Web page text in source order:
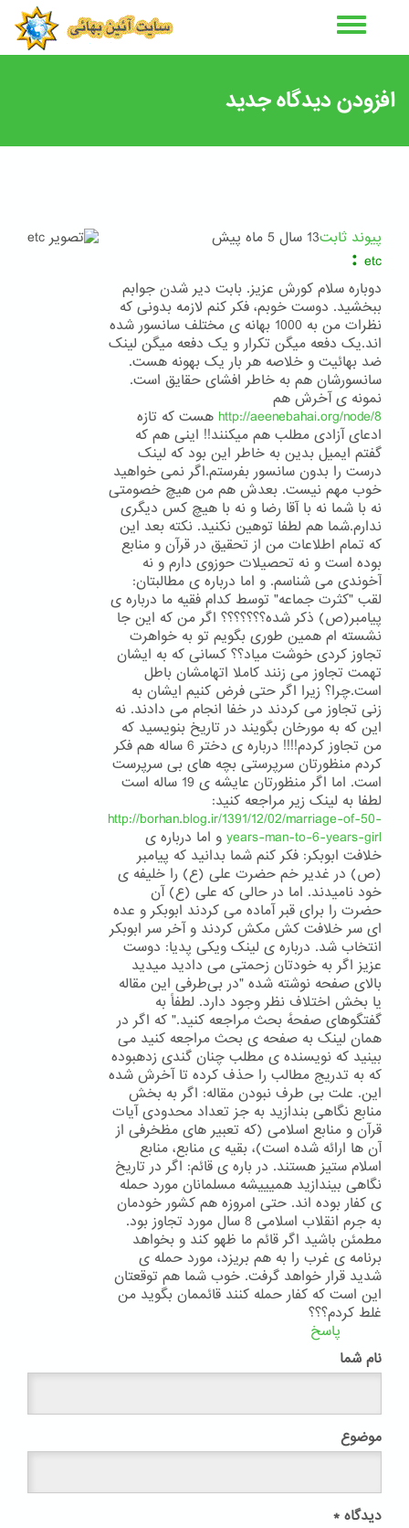
افزودن دیدگاه جدید
پیوند ثابت13 سال 5 ماه پیش
etc
:
دوباره سلام کورش عزیز. بابت دیر شدن جوابم
ببخشید. دوست خوبم، فکر کنم لازمه بدونی که
نظرات من به 1000 بهانه ی مختلف سانسور شده
اند.یک دفعه میگن تکرار و یک دفعه میگن لینک
ضد بهائیت و خلاصه هر بار یک بهونه هست.
سانسورشان هم به خاطر افشای حقایق است.
نمونه ی آخرش هم
http://aeenebahai.org/node/8 هست که تازه
ادعای آزادی مطلب هم میکنند!! اینی هم که
گفتم ایمیل بدین به خاطر این بود که لینک
درست را بدون سانسور بفرستم.اگر نمی خواهید
خوب مهم نیست. بعدش هم من هیچ خصومتی
نه با شما نه با آقا رضا و نه با هیچ کس دیگری
ندارم.شما هم لطفا توهین نکنید. نکته بعد این
که تمام اطلاعات من از تحقیق در قرآن و منابع
بوده است و نه تحصیلات حوزوی دارم و نه
آخوندی می شناسم. و اما درباره ی مطالبتان:
لقب "کثرت جماعه" توسط کدام فقیه ما درباره ی
پیامبر(ص) ذکر شده؟؟؟؟؟؟؟ اگر من که این جا
نشسته ام همین طوری بگویم تو به خواهرت
تجاوز کردی خوشت میاد؟؟ کسانی که به ایشان
تهمت تجاوز می زنند کاملا اتهامشان باطل
است.چرا؟ زیرا اگر حتی فرض کنیم ایشان به
زنی تجاوز می کردند در خفا انجام می دادند. نه
این که به مورخان بگویند در تاریخ بنویسید که
من تجاوز کردم!!!! درباره ی دختر 6 ساله هم فکر
کردم منظورتان سرپرستی بچه های بی سرپرست
است. اما اگر منظورتان عایشه ی 19 ساله است
لطفا به لینک زیر مراجعه کنید:
http://borhan.blog.ir/1391/12/02/marriage-of-50-
years-man-to-6-years-girl و اما درباره ی
خلافت ابوبکر: فکر کنم شما بدانید که پیامبر
(ص) در غدیر خم حضرت علی (ع) را خلیفه ی
خود نامیدند. اما در حالی که علی (ع) آن
حضرت را برای قبر آماده می کردند ابوبکر و عده
ای سر خلافت کش مکش کردند و آخر سر ابوبکر
انتخاب شد. درباره ی لینک ویکی پدیا: دوست
عزیز اگر به خودتان زحمتی می دادید میدید
بالای صفحه نوشته شده "در بی‌طرفی این مقاله
یا بخش اختلاف نظر وجود دارد. لطفاً به
گفتگوهای صفحهٔ بحث مراجعه کنید." که اگر در
همان لینک به صفحه ی بحث مراجعه کنید می
بینید که نویسنده ی مطلب چنان گندی زدهبوده
که به تدریج مطالب را حذف کرده تا آخرش شده
این. علت بی طرف نبودن مقاله: اگر به بخش
منابع نگاهی بندازید به جز تعداد محدودی آیات
قرآن و منابع اسلامی (که تعبیر های مظخرفی از
آن ها ارائه شده است)، بقیه ی منابع، منابع
اسلام ستیز هستند. در باره ی قائم: اگر در تاریخ
نگاهی بیندازید همیییشه مسلمانان مورد حمله
ی کفار بوده اند. حتی امروزه هم کشور خودمان
به جرم انقلاب اسلامی 8 سال مورد تجاوز بود.
مطمئن باشید اگر قائم ما ظهو کند و بخواهد
برنامه ی غرب را به هم بریزد، مورد حمله ی
شدید قرار خواهد گرفت. خوب شما هم توقعتان
این است که کفار حمله کنند قائممان بگوید من
غلط کردم؟؟؟
پاسخ
نام شما
موضوع
دیدگاه *